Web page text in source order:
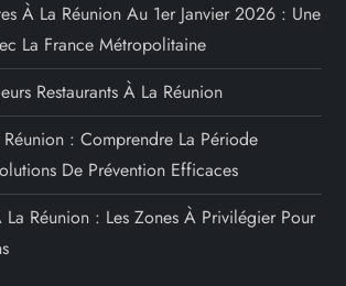
À La Réunion Au 1er Janvier 2026 : Une
La France Métropolitaine
Restaurants À La Réunion
: Comprendre La Période
De Prévention Efficaces
La Réunion : Les Zones À Privilégier Pour